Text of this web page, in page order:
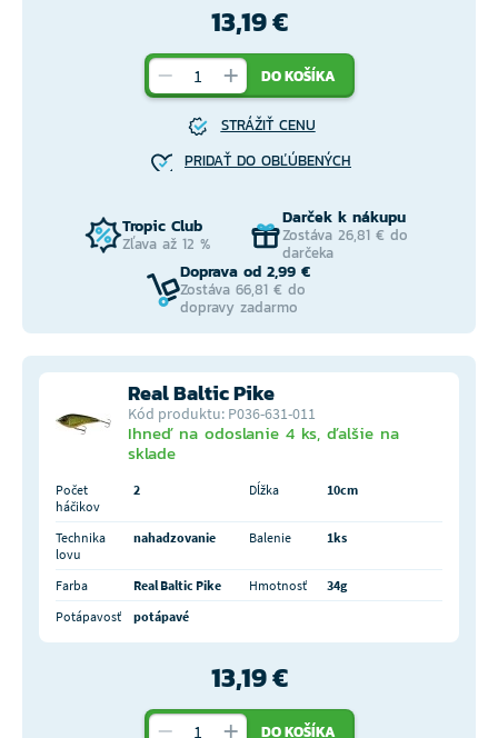
13,19 €
DO KOŠÍKA
STRÁŽIŤ CENU
PRIDAŤ DO OBĽÚBENÝCH
Tropic Club
Zľava až 12 %
Darček k nákupu
Zostáva 26,81 € do
darčeka
Doprava od 2,99 €
Zostáva 66,81 € do
dopravy zadarmo
Real Baltic Pike
Kód produktu: P036-631-011
Ihneď na odoslanie 4 ks, ďalšie na
sklade
Počet
háčikov
2 Dĺžka 10cm
Technika
lovu
nahadzovanie Balenie 1ks
Farba Real Baltic Pike Hmotnosť
34g
Potápavosť
potápavé
13,19 €
DO KOŠÍKA